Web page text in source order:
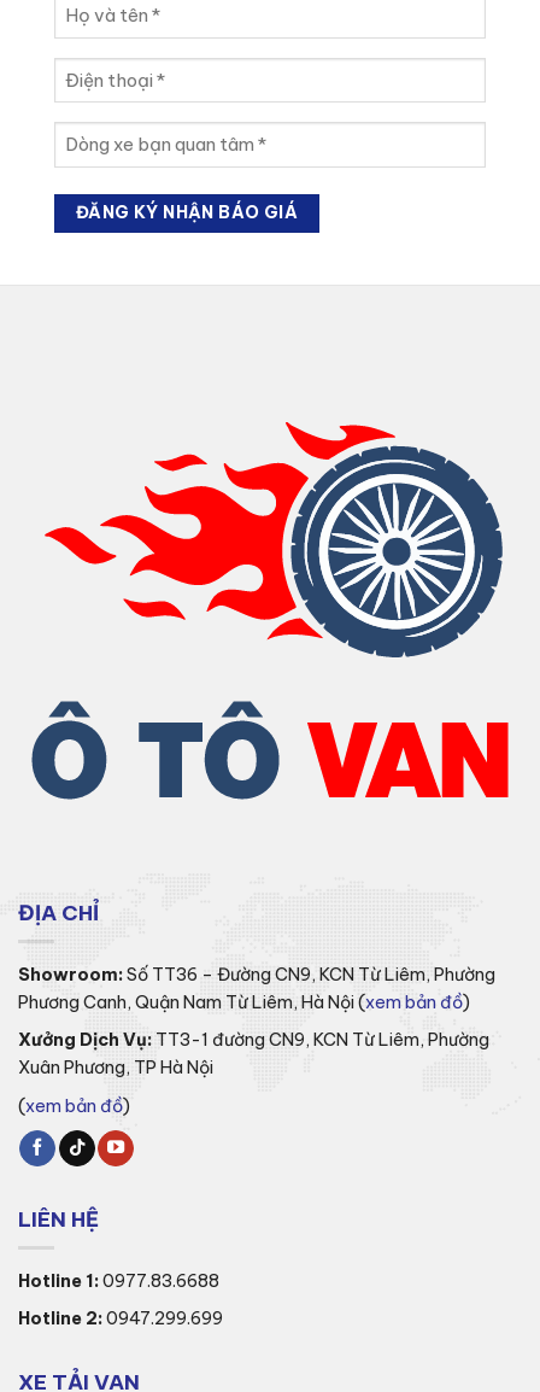
và
tên
(Required)
thoại
xe
bạn
quan
(Required)
ĐỊA CHỈ
Showroom:Số TT36 – Đường CN9, KCN Từ Liêm, Phường
Phương Canh, Quận Nam Từ Liêm, Hà Nội (xem bản đồ)
Xưởng Dịch Vụ: TT3-1 đường CN9, KCN Từ Liêm, Phường
Xuân Phương, TP Hà Nội
(xem bản đồ)
LIÊN HỆ
Hotline 1:0977.83.6688
Hotline 2:0947.299.699
XE TẢI VAN